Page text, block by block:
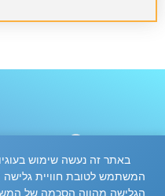
באתר זה נעשה שימוש
המשתמש לטובת חוויית גלישה
הגלישה מהווה הסכמה של